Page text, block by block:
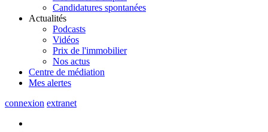
Candidatures spontanées
Actualités
Podcasts
Vidéos
Prix de l'immobilier
Nos actus
Centre de médiation
Mes alertes
connexion extranet